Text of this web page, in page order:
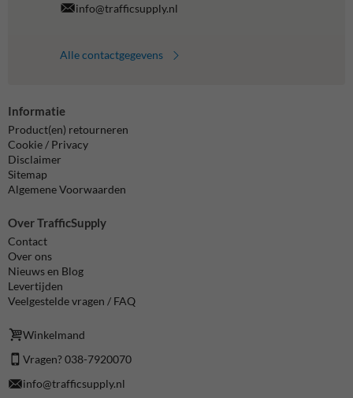
info@trafficsupply.nl
Alle contactgegevens
Informatie
Product(en) retourneren
Cookie / Privacy
Disclaimer
Sitemap
Algemene Voorwaarden
Over TrafficSupply
Contact
Over ons
Nieuws en Blog
Levertijden
Veelgestelde vragen / FAQ
Winkelmand
Vragen? 038-7920070
info@trafficsupply.nl